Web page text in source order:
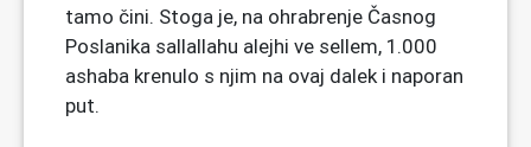
tamo čini. Stoga je, na ohrabrenje Časnog
Poslanika sallallahu alejhi ve sellem, 1.000
ashaba krenulo s njim na ovaj dalek i naporan
put.